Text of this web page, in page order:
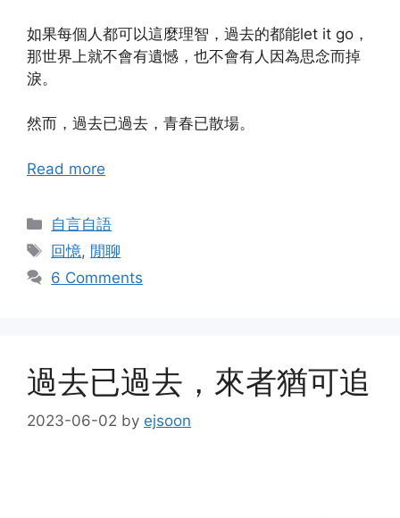
如果每個人都可以這麼理智，過去的都能let it go，
那世界上就不會有遺憾，也不會有人因為思念而掉
淚。
然而，過去已過去，青春已散場。
Read more
Categories
自言自語
Tags
回憶, 閒聊
6 Comments
過去已過去，來者猶可追
2023-06-02 by ejsoon